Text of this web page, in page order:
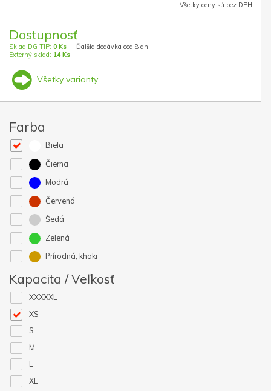
Všetky ceny sú bez DPH
Dostupnosť
Sklad DG TIP: 0 Ks
Externý sklad: 14 Ks
Ďalšia dodávka cca 8 dni
Všetky varianty
Farba
Biela
Čierna
Modrá
Červená
Šedá
Zelená
Prírodná, khaki
Kapacita / Veľkosť
XXXXXL
XS
S
M
L
XL